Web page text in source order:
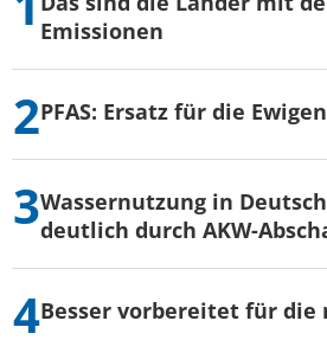
Emissionen
PFAS: Ersatz für die Ewigen
Wassernutzung in
deutlich durch AKW-
Besser vorbereitet für die